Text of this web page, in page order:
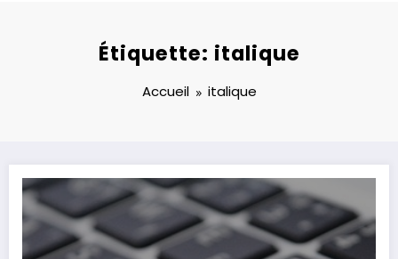
Étiquette: italique
Accueil italique